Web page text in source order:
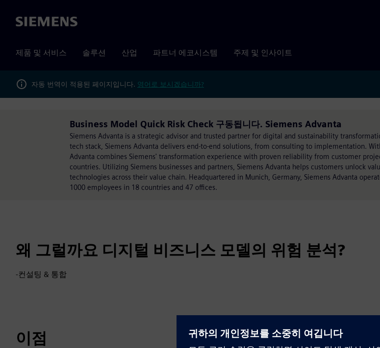
Siemens
제품 및 서비스 솔루션 산업 파트너 에코시스템 주제 및 인사이트
자동 번역이 적용된 페이지입니다. 영어로 보시겠습니까?
Business Model Quick Risk Check 구동됩니다. Siemens Advanta
Siemens Advanta is a strategic advisor and trusted partner for digital and sustainability
tech stack, Siemens Advanta delivers end-to-end solutions, from consulting to implementation.
Advanta combines Siemens' transformation experience with proven reliability from customer
countries. Utilizing Siemens businesses and partners, Siemens Advanta helps customers unlock
technologies across their value chain. Headquartered in Munich, Germany, Siemens Advanta
1000 employees in 18 countries and 47 offices.
왜 그럴까요 디지털 비즈니스 모델의 위험 분석?
-컨설팅 & 통합
이점